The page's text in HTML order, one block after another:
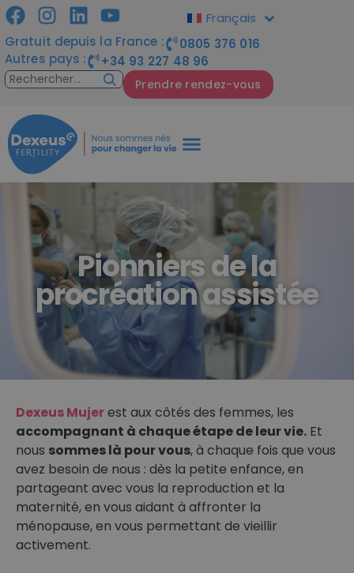
Gratuit depuis la France :
0805 376 016
Autres pays :
+34 93 227 48 96
Prendre rendez-vous
Français
Pionniers de la
procréation assistée
Dexeus Mujerest aux côtés des femmes, les
accompagnant à chaque étape de leur vie. Et
nous sommes là pour vous, à chaque fois que vous
avez besoin de nous : dès la petite enfance, en
partageant avec vous la reproduction et la
maternité, en vous aidant à affronter la
ménopause, en vous permettant de vieillir
activement.